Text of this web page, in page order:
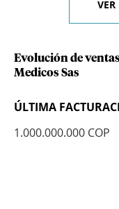
Evolución de
Medicos Sas
ÚLTIMA
1.000.000.000 COP